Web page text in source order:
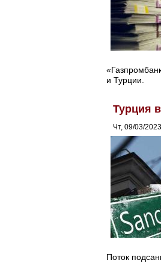
и Турции.
Турция
Чт, 09/03/
Поток